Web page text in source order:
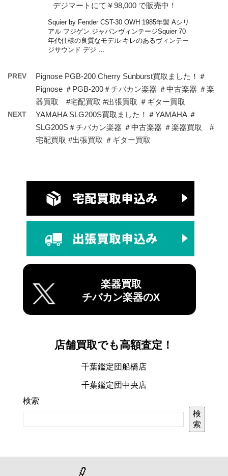
デジマートにて￥98,000 で販売中！
Squier by Fender CST-30 OWH 1985年製 Aシリ
アル フジゲン ジャパンヴィンテージSquier 70
年代仕様の良質なモデル キレのあるヴィンテー
ジサウンド デジ …
PREV
Pignose PGB-200 Cherry Sunburst買取ました！＃
Pignose ＃PGB-200＃チバカン楽器 ＃中古楽器 ＃楽
器買取 #宅配買取 #出張買取 ＃ギター買取
NEXT
YAMAHA SLG200S買取ました！＃YAMAHA ＃
SLG200S＃チバカン楽器 ＃中古楽器 ＃楽器買取 #
宅配買取 #出張買取 ＃ギター買取
楽器買取
チバカン楽器のX
店舗買取でも高額査定！
千葉鑑定団船橋店
千葉鑑定団中央店
検索
検
索